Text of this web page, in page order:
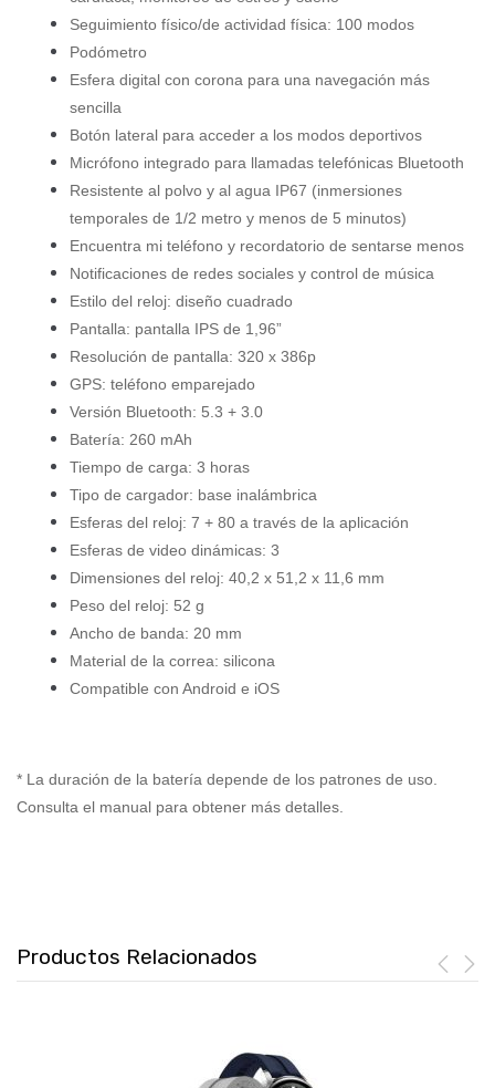
Seguimiento físico/de actividad física: 100 modos
Podómetro
Esfera digital con corona para una navegación más
sencilla
Botón lateral para acceder a los modos deportivos
Micrófono integrado para llamadas telefónicas Bluetooth
Resistente al polvo y al agua IP67 (inmersiones
temporales de 1/2 metro y menos de 5 minutos)
Encuentra mi teléfono y recordatorio de sentarse menos
Notificaciones de redes sociales y control de música
Estilo del reloj: diseño cuadrado
Pantalla: pantalla IPS de 1,96”
Resolución de pantalla: 320 x 386p
GPS: teléfono emparejado
Versión Bluetooth: 5.3 + 3.0
Batería: 260 mAh
Tiempo de carga: 3 horas
Tipo de cargador: base inalámbrica
Esferas del reloj: 7 + 80 a través de la aplicación
Esferas de video dinámicas: 3
Dimensiones del reloj: 40,2 x 51,2 x 11,6 mm
Peso del reloj: 52 g
Ancho de banda: 20 mm
Material de la correa: silicona
Compatible con Android e iOS
* La duración de la batería depende de los patrones de uso.
Consulta el manual para obtener más detalles.
Productos Relacionados